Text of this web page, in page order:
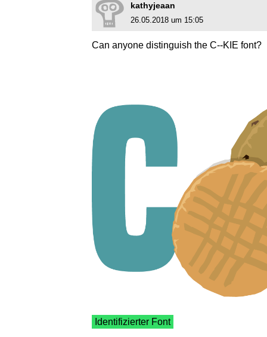
kathyjeaan
26.05.2018 um 15:05
Can anyone distinguish the C--KIE font?
Identifizierter Font